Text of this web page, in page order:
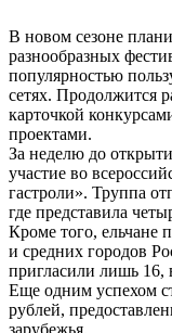
В новом сезоне
разнообразных
популярностью
сетях. Продолжится
карточкой
проектами.
За неделю до
участие во
гастроли». Труппа
где представила
Кроме того, ельчане
и средних городов
пригласили лишь 16,
Еще одним успехом
рублей,
зарубежья.